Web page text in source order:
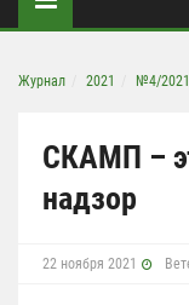
Журнал 2021 №4/2021
СКАМП –
надзор
22 ноября 2021